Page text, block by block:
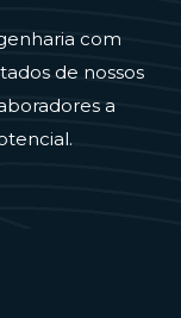
com
de nossos
a